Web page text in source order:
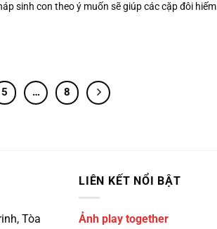
sinh con theo ý muốn sẽ giúp các cặp đôi hiếm
5 … 8
Tòa
LIÊN KẾT NỔI BẬT
Ảnh play together